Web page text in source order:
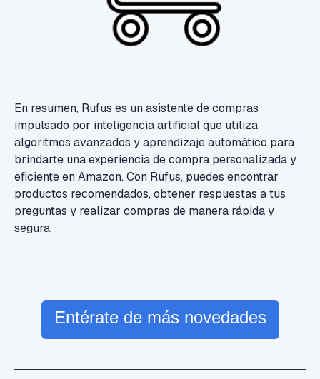
En resumen, Rufus es un asistente de compras
impulsado por inteligencia artificial que utiliza
algoritmos avanzados y aprendizaje automático para
brindarte una experiencia de compra personalizada y
eficiente en Amazon. Con Rufus, puedes encontrar
productos recomendados, obtener respuestas a tus
preguntas y realizar compras de manera rápida y
segura.
Entérate de más novedades